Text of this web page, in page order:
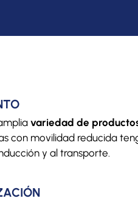
variedad de
con movilidad reducida
y al transporte.